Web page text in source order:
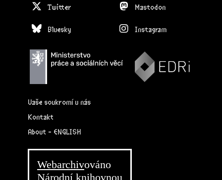
Twitter Mastodon
Bluesky Instagram
Vaše soukromí u nás
Kontakt
About - ENGLISH
Webarchivováno
Národní knihovnou